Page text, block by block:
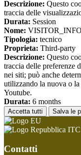
Descrizione: Questo
traccia delle
Durata: Session
Nome:
Tipologia: tecnico
Proprieta: Third-party
Descrizione: Questo
traccia delle preferenze
nei siti; può anche
utilizzando la nuova o
Youtube.
Durata: 6 months
Accetta tutti Salva le
Contatti